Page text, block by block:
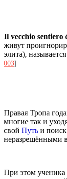
Il vecchio
живут
элита),
003]
Правая Тропа
многие так и
свой Путь и
неразрешёнными
При этом ученика